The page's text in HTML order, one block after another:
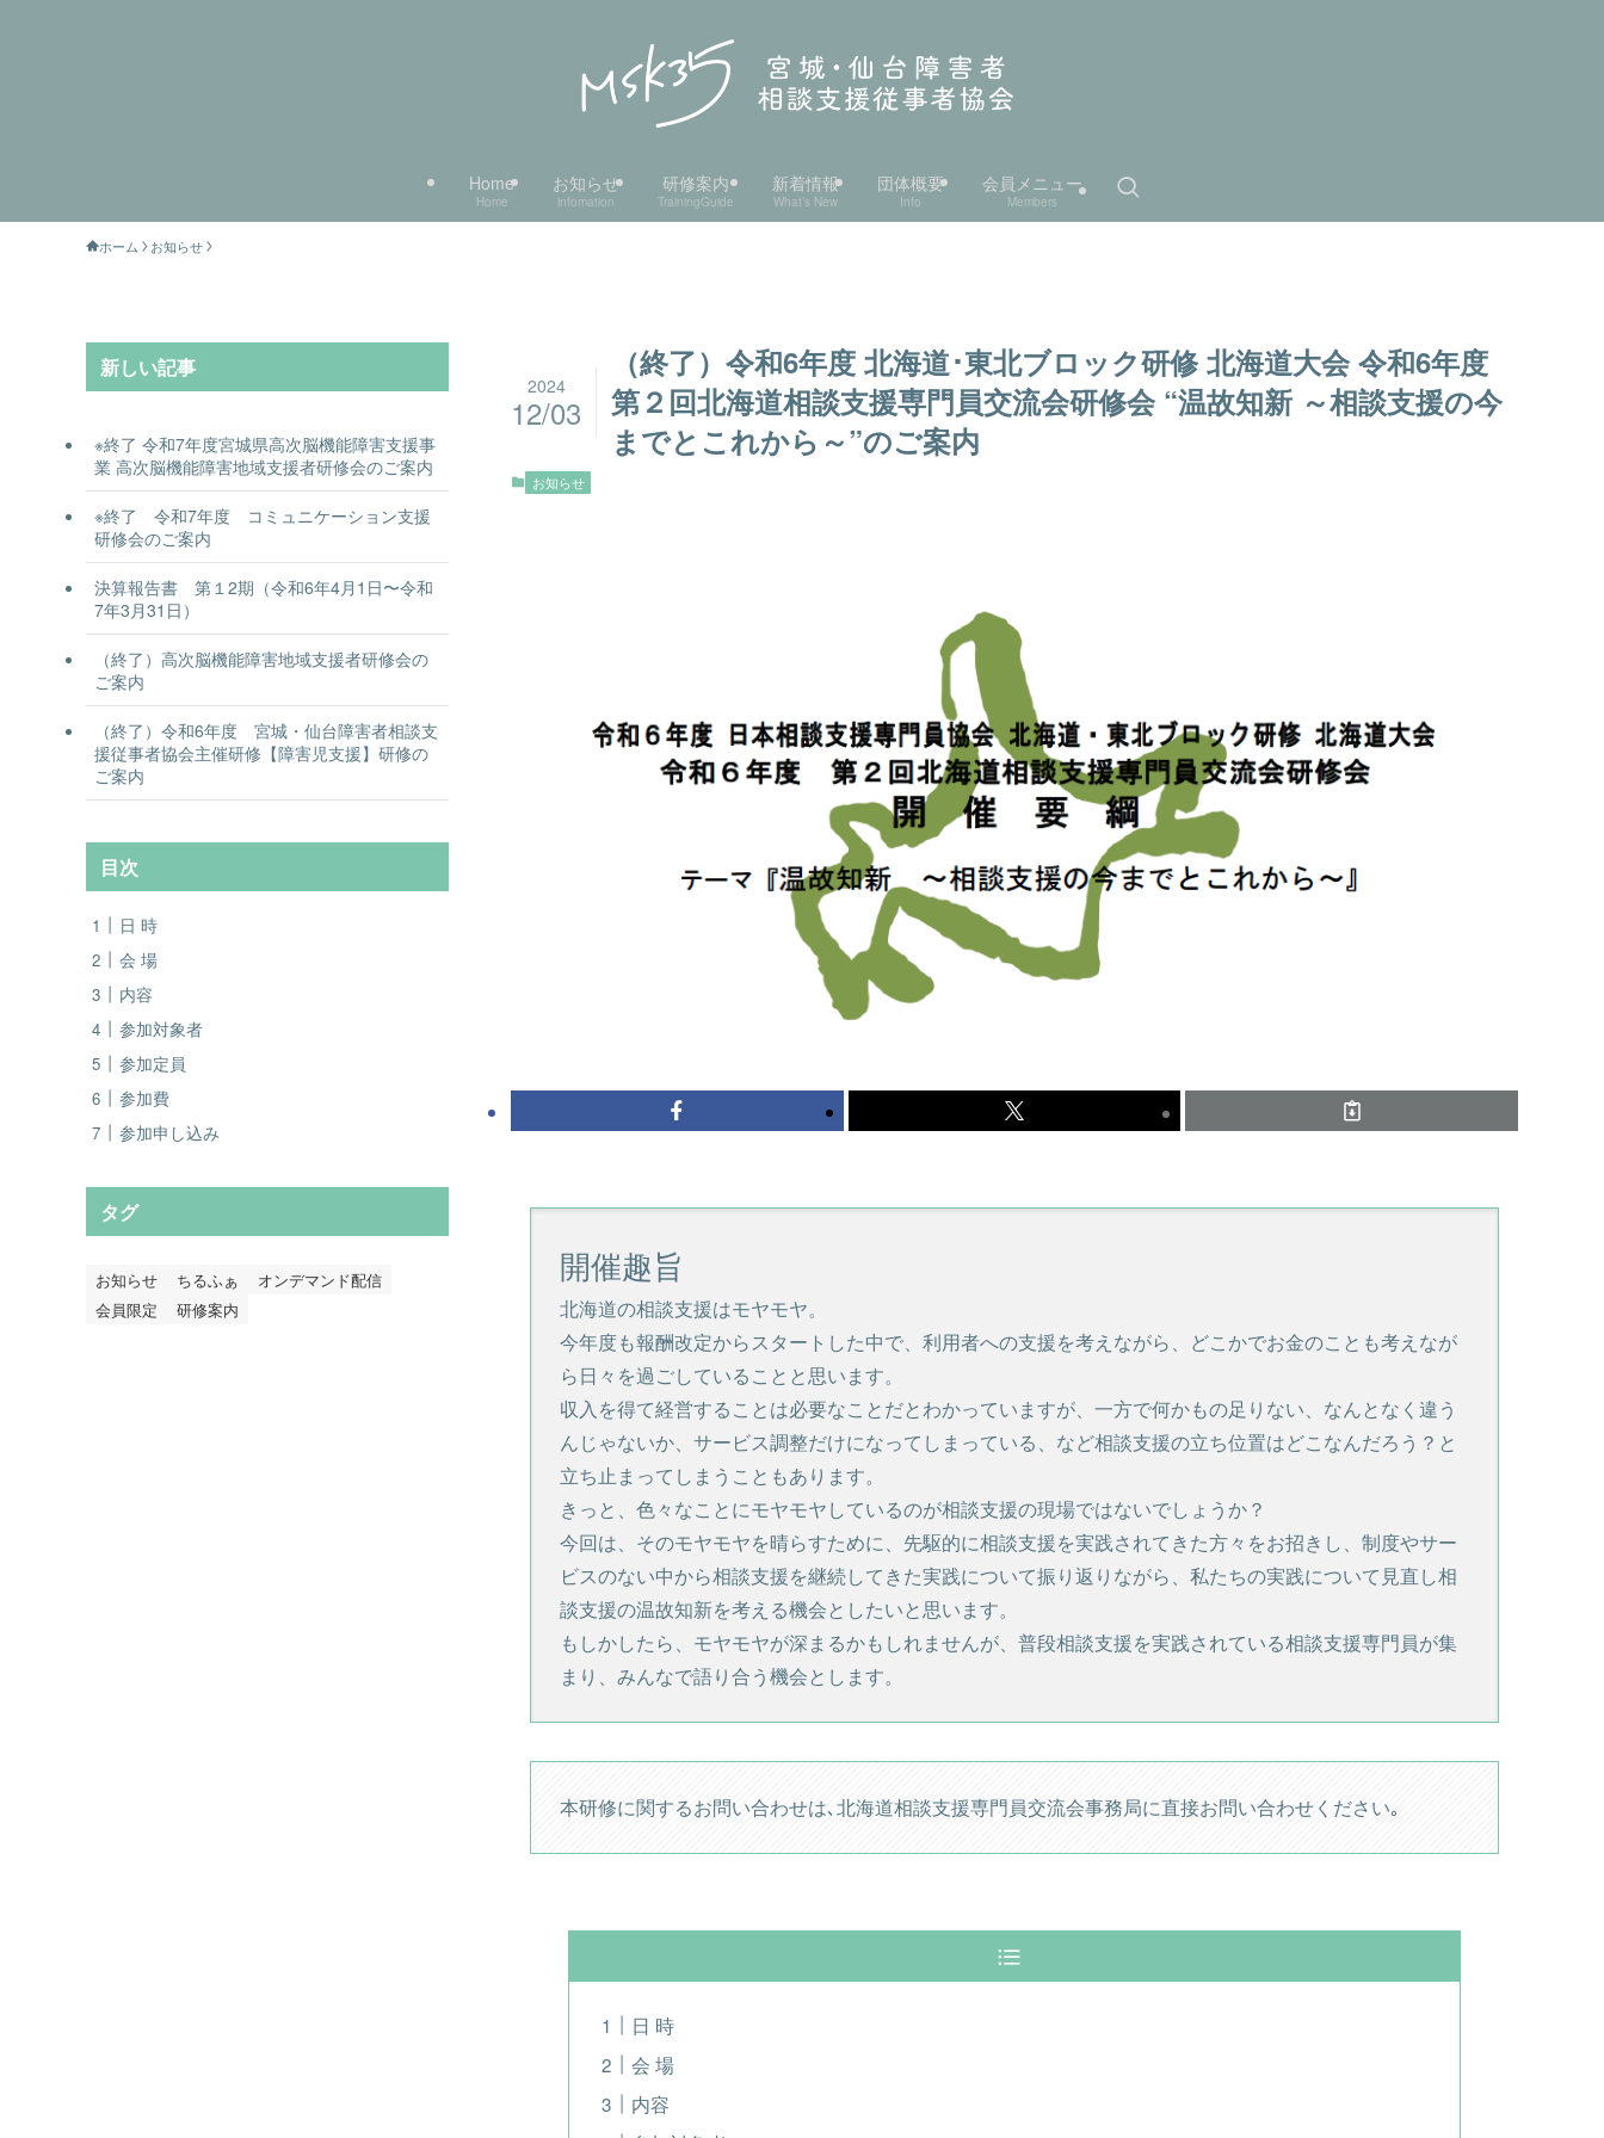
Home
Home
お知らせ
infomation
研修案内
TrainingGuide
新着情報
What’s New
団体概要
Info
会員メニュー
Members
ホーム お知らせ
（終了）令和6年度 北海道･東北ブロック研修 北海道大会 令和6年度
第２回北海道相談支援専門員交流会研修会 “温故知新 ～相談支援の今
までとこれから～”のご案内
2024
12/03
お知らせ
開催趣旨
北海道の相談支援はモヤモヤ。
今年度も報酬改定からスタートした中で、利用者への支援を考えながら、どこかでお金のことも考えなが
ら日々を過ごしていることと思います。
収入を得て経営することは必要なことだとわかっていますが、一方で何かもの足りない、なんとなく違う
んじゃないか、サービス調整だけになってしまっている、など相談支援の立ち位置はどこなんだろう？と
立ち止まってしまうこともあります。
きっと、色々なことにモヤモヤしているのが相談支援の現場ではないでしょうか？
今回は、そのモヤモヤを晴らすために、先駆的に相談支援を実践されてきた方々をお招きし、制度やサー
ビスのない中から相談支援を継続してきた実践について振り返りながら、私たちの実践について見直し相
談支援の温故知新を考える機会としたいと思います。
もしかしたら、モヤモヤが深まるかもしれませんが、普段相談支援を実践されている相談支援専門員が集
まり、みんなで語り合う機会とします。
本研修に関するお問い合わせは､北海道相談支援専門員交流会事務局に直接お問い合わせください｡
日 時
会 場
内容
新しい記事
※終了 令和7年度宮城県高次脳機能障害支援事
業 高次脳機能障害地域支援者研修会のご案内
※終了 令和7年度 コミュニケーション支援
研修会のご案内
決算報告書 第１2期（令和6年4月1日〜令和
7年3月31日）
（終了）高次脳機能障害地域支援者研修会の
ご案内
（終了）令和6年度 宮城・仙台障害者相談支
援従事者協会主催研修【障害児支援】研修の
ご案内
目次
日 時
会 場
内容
参加対象者
参加定員
参加費
参加申し込み
タグ
お知らせ ちるふぁ
オンデマンド配信
会員限定
研修案内